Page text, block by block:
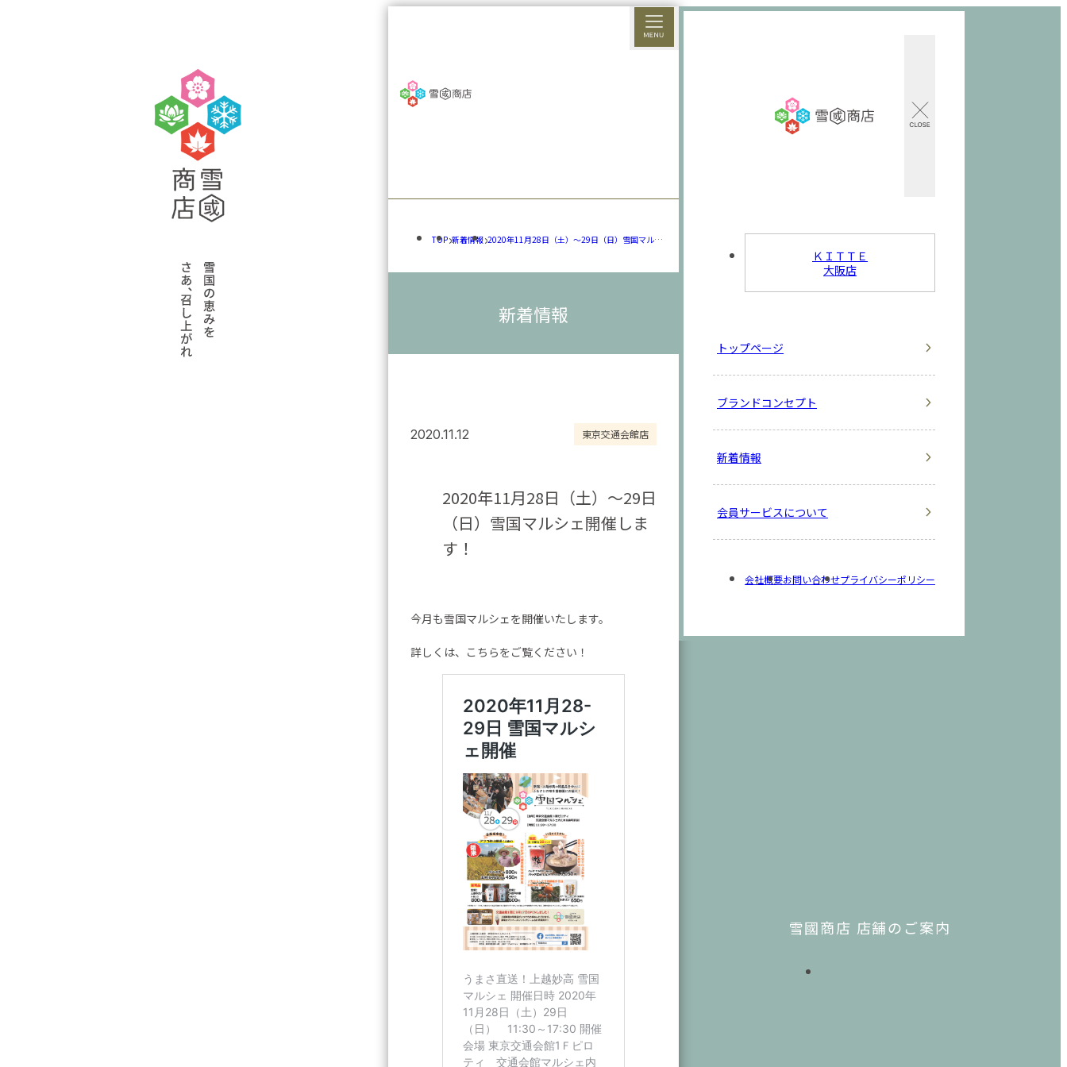
ＫＩＴＴＥ
大阪店
トップページ
ブランドコンセプト
新着情報
会員サービスについて
会社概要お問い合わせプライバシーポリシー
TOP 新着情報 2020年11月28日（土）～29日（日）雪国マルシ
ェ開催します！
新着情報
2020.11.12 東京交通会館店
2020年11月28日（土）～29日
（日）雪国マルシェ開催しま
す！
今月も雪国マルシェを開催いたします。
詳しくは、こちらをご覧ください！
雪國商店 店舗のご案内